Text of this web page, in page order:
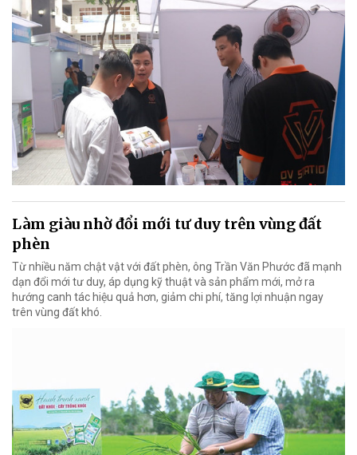
Làm giàu nhờ đổi mới tư duy trên vùng đất
phèn
Từ nhiều năm chật vật với đất phèn, ông Trần Văn Phước đã mạnh
dạn đổi mới tư duy, áp dụng kỹ thuật và sản phẩm mới, mở ra
hướng canh tác hiệu quả hơn, giảm chi phí, tăng lợi nhuận ngay
trên vùng đất khó.